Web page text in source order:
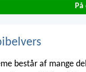
består af mange